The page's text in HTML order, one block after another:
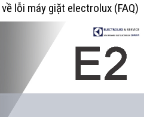
lỗi máy giặt electrolux (FAQ)